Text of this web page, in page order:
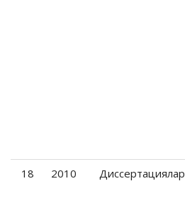
18 2010 Диссертациялар